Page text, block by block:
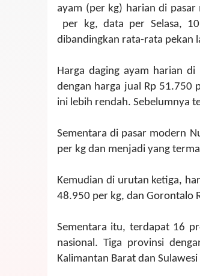
ayam (per kg) harian di
per kg, data per Selasa,
dibandingkan rata-rata pekan
Harga daging ayam harian
dengan harga jual Rp 51.750
ini lebih rendah. Sebelumnya
Sementara di pasar modern
per kg dan menjadi yang
Kemudian di urutan ketiga,
48.950 per kg, dan Gorontalo
Sementara itu, terdapat 16
nasional. Tiga provinsi
Kalimantan Barat dan Sulawesi